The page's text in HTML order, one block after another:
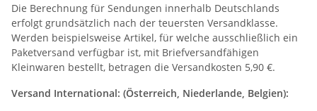
Die Berechnung für Sendungen innerhalb Deutschlands
erfolgt grundsätzlich nach der teuersten Versandklasse.
Werden beispielsweise Artikel, für welche ausschließlich ein
Paketversand verfügbar ist, mit Briefversandfähigen
Kleinwaren bestellt, betragen die Versandkosten 5,90 €.
Versand International: (Österreich, Niederlande, Belgien):